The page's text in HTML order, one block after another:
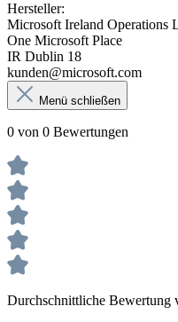
Hersteller:
Microsoft Ireland Operations
One Microsoft Place
IR Dublin 18
kunden@microsoft.com
Menü schließen
0 von 0 Bewertungen
Durchschnittliche Bewertung